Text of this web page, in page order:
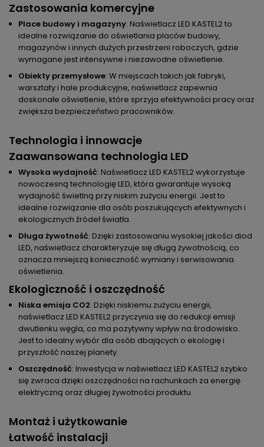
Zastosowania komercyjne
Place budowy i magazyny: Naświetlacz LED KASTEL2 to
idealne rozwiązanie do oświetlania placów budowy,
magazynów i innych dużych przestrzeni roboczych, gdzie
wymagane jest intensywne i niezawodne oświetlenie.
Obiekty przemysłowe: W miejscach takich jak fabryki,
warsztaty i hale produkcyjne, naświetlacz zapewnia
doskonałe oświetlenie, które sprzyja efektywności pracy oraz
zwiększa bezpieczeństwo pracowników.
Technologia i innowacje
Zaawansowana technologia LED
Wysoka wydajność: Naświetlacz LED KASTEL2 wykorzystuje
nowoczesną technologię LED, która gwarantuje wysoką
wydajność świetlną przy niskim zużyciu energii. Jest to
idealne rozwiązanie dla osób poszukujących efektywnych i
ekologicznych źródeł światła.
Długa żywotność: Dzięki zastosowaniu wysokiej jakości diod
LED, naświetlacz charakteryzuje się długą żywotnością, co
oznacza mniejszą konieczność wymiany i serwisowania
oświetlenia.
Ekologiczność i oszczędność
Niska emisja CO2: Dzięki niskiemu zużyciu energii,
naświetlacz LED KASTEL2 przyczynia się do redukcji emisji
dwutlenku węgla, co ma pozytywny wpływ na środowisko.
Jest to idealny wybór dla osób dbających o ekologię i
przyszłość naszej planety.
Oszczędność: Inwestycja w naświetlacz LED KASTEL2 szybko
się zwraca dzięki oszczędności na rachunkach za energię
elektryczną oraz długiej żywotności produktu.
Montaż i użytkowanie
Łatwość instalacji